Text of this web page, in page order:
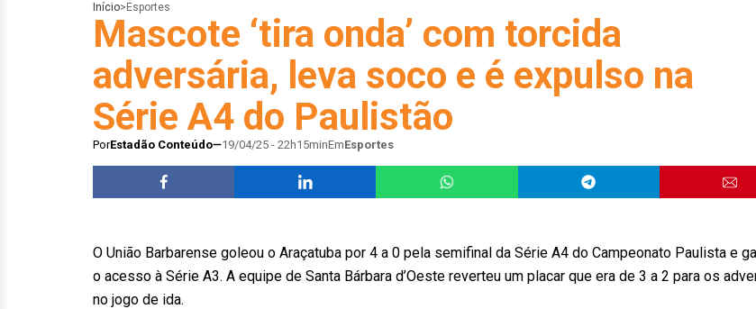
Início> Esportes
Mascote ‘tira onda’ com torcida
adversária, leva soco e é expulso na
Série A4 do Paulistão
PorEstadão Conteúdo 19/04/25 - 22h15minEmEsportes
O União Barbarense goleou o Araçatuba por 4 a 0 pela semifinal da Série A4 do Campeonato Paulista e
o acesso à Série A3. A equipe de Santa Bárbara d’Oeste reverteu um placar que era de 3 a 2 para os
no jogo de ida.